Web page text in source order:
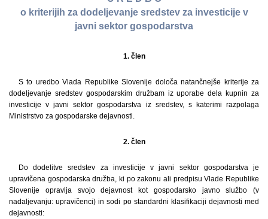
o kriterijih za dodeljevanje sredstev za investicije v
javni sektor gospodarstva
1. člen
S to uredbo Vlada Republike Slovenije določa natančnejše kriterije za
dodeljevanje sredstev gospodarskim družbam iz uporabe dela kupnin za
investicije v javni sektor gospodarstva iz sredstev, s katerimi razpolaga
Ministrstvo za gospodarske dejavnosti.
2. člen
Do dodelitve sredstev za investicije v javni sektor gospodarstva je
upravičena gospodarska družba, ki po zakonu ali predpisu Vlade Republike
Slovenije opravlja svojo dejavnost kot gospodarsko javno službo (v
nadaljevanju: upravičenci) in sodi po standardni klasifikaciji dejavnosti med
dejavnosti: